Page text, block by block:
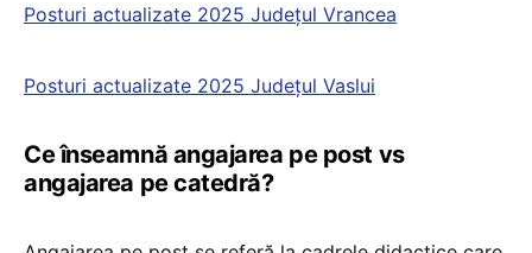
Posturi actualizate 2025 Județul Vrancea
Posturi actualizate 2025 Județul Vaslui
Ce înseamnă angajarea pe post vs
angajarea pe catedră?